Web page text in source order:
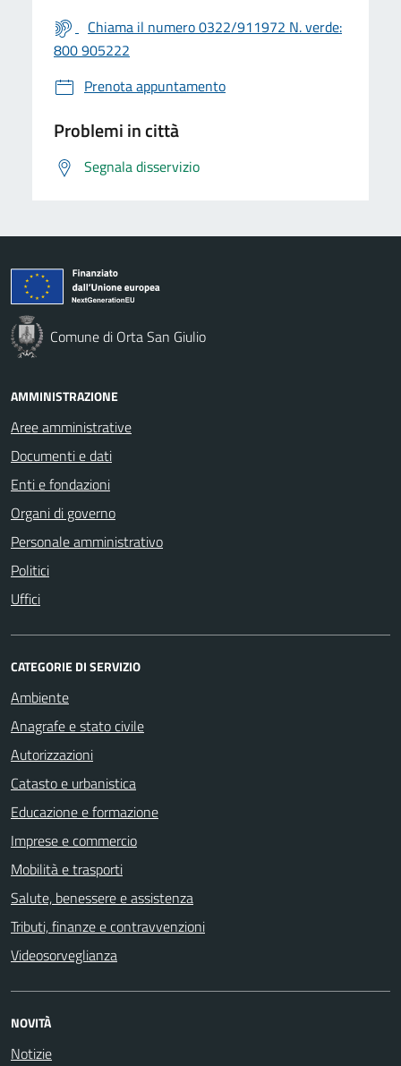
Chiama il numero 0322/911972 N. verde:
800 905222
Prenota appuntamento
Problemi in città
Segnala disservizio
Comune di Orta San Giulio
AMMINISTRAZIONE
Aree amministrative
Documenti e dati
Enti e fondazioni
Organi di governo
Personale amministrativo
Politici
Uffici
CATEGORIE DI SERVIZIO
Ambiente
Anagrafe e stato civile
Autorizzazioni
Catasto e urbanistica
Educazione e formazione
Imprese e commercio
Mobilità e trasporti
Salute, benessere e assistenza
Tributi, finanze e contravvenzioni
Videosorveglianza
NOVITÀ
Notizie